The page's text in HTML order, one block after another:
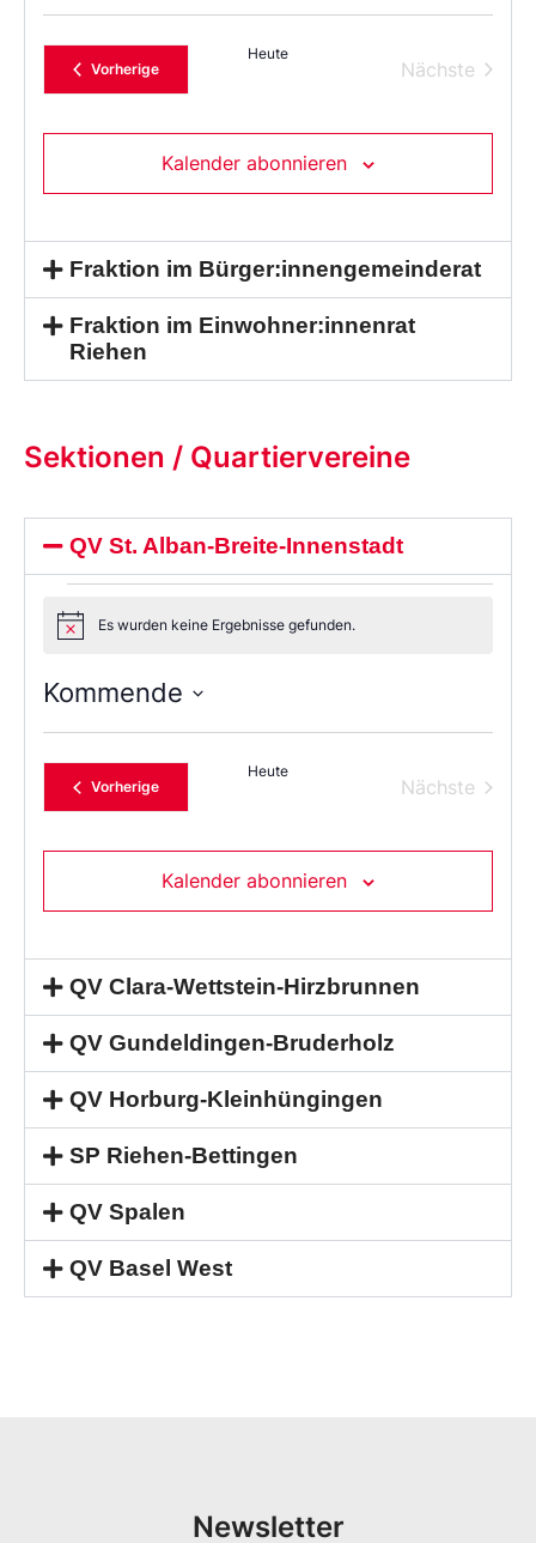
VorherigeVeranstaltungen
Heute
Nächste
Kalender abonnieren
Fraktion im Bürger:innengemeinderat
Fraktion im Einwohner:innenrat
Riehen
Sektionen / Quartiervereine
QV St. Alban-Breite-Innenstadt
NoticeEs wurden keine Ergebnisse gefunden.
Kommende
das
DatumVorherigeVeranstaltungen
Heute
Nächste
Kalender abonnieren
QV Clara-Wettstein-Hirzbrunnen
QV Gundeldingen-Bruderholz
QV Horburg-Kleinhüngingen
SP Riehen-Bettingen
QV Spalen
QV Basel West
Newsletter